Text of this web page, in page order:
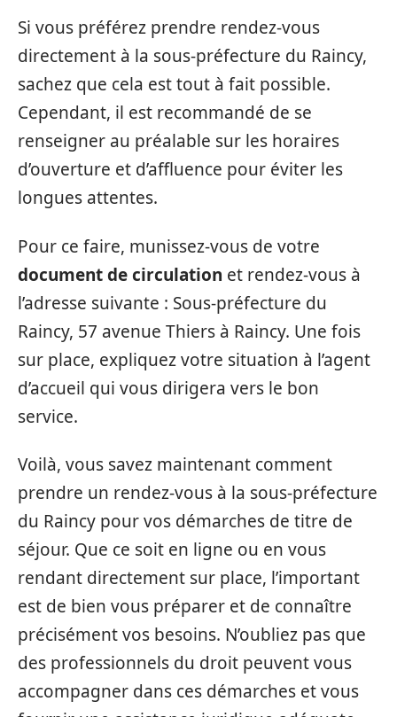
Si vous préférez prendre rendez-vous
directement à la sous-préfecture du Raincy,
sachez que cela est tout à fait possible.
Cependant, il est recommandé de se
renseigner au préalable sur les horaires
d’ouverture et d’affluence pour éviter les
longues attentes.
Pour ce faire, munissez-vous de votre
document de circulation et rendez-vous à
l’adresse suivante : Sous-préfecture du
Raincy, 57 avenue Thiers à Raincy. Une fois
sur place, expliquez votre situation à l’agent
d’accueil qui vous dirigera vers le bon
service.
Voilà, vous savez maintenant comment
prendre un rendez-vous à la sous-préfecture
du Raincy pour vos démarches de titre de
séjour. Que ce soit en ligne ou en vous
rendant directement sur place, l’important
est de bien vous préparer et de connaître
précisément vos besoins. N’oubliez pas que
des professionnels du droit peuvent vous
accompagner dans ces démarches et vous